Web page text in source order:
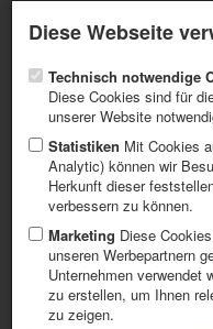
Diese Webseite
Technisch notwendige
Diese Cookies sind für
unserer Website
Statistiken Mit Cookies
Analytic) können wir
Herkunft dieser
verbessern zu können.
Marketing Diese
unseren Werbepartnern
Unternehmen verwendet
zu erstellen, um Ihnen
zu zeigen.
ERSTE SCHRITTE
PROJEKT ERSTELLEN
TIPPS
NEWS
KATALOG
SHOP
NEWS
17. Juni 2026
CALVENDO
Jury und